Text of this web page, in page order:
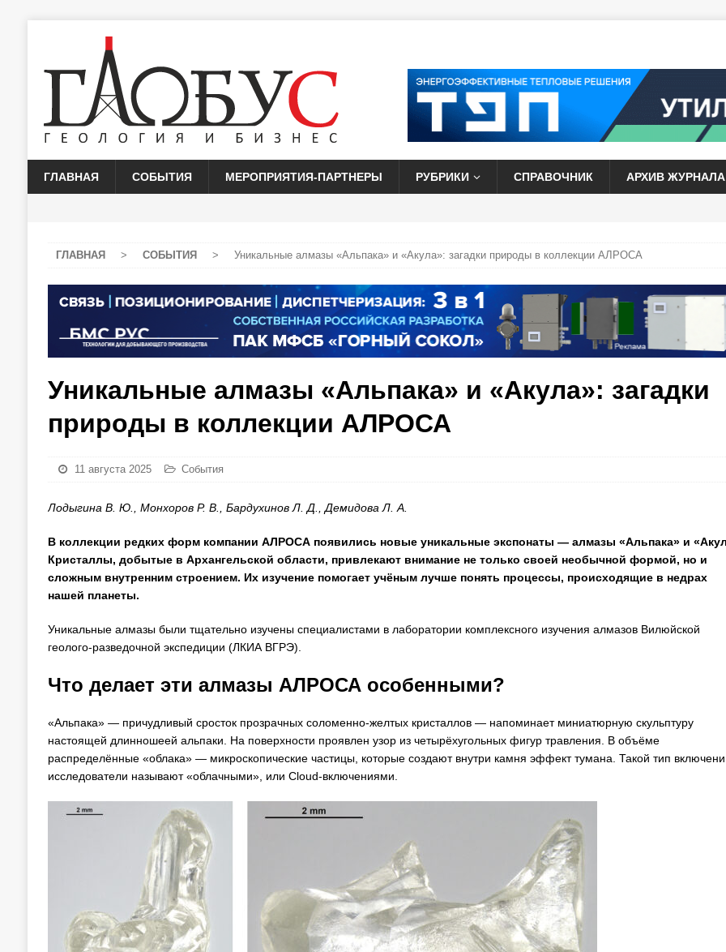
ГЛАВНАЯ СОБЫТИЯ МЕРОПРИЯТИЯ-ПАРТНЕРЫ РУБРИКИ СПРАВОЧНИК АРХИВ ЖУРНАЛА
ГЛАВНАЯ > СОБЫТИЯ > Уникальные алмазы «Альпака» и «Акула»: загадки природы в коллекции АЛРОСА
Уникальные алмазы «Альпака» и «Акула»: загадки
природы в коллекции АЛРОСА
11 августа 2025 События
Лодыгина В. Ю., Монхоров Р. В., Бардухинов Л. Д., Демидова Л. А.
В коллекции редких форм компании АЛРОСА появились новые уникальные экспонаты — алмазы «Альпака» и
Кристаллы, добытые в Архангельской области, привлекают внимание не только своей необычной формой, но и
сложным внутренним строением. Их изучение помогает учёным лучше понять процессы, происходящие в недрах
нашей планеты.
Уникальные алмазы были тщательно изучены специалистами в лаборатории комплексного изучения алмазов Вилюйской
геолого-разведочной экспедиции (ЛКИА ВГРЭ).
Что делает эти алмазы АЛРОСА особенными?
«Альпака» — причудливый сросток прозрачных соломенно-желтых кристаллов — напоминает миниатюрную скульптуру
настоящей длинношеей альпаки. На поверхности проявлен узор из четырёхугольных фигур травления. В объёме
распределённые «облака» — микроскопические частицы, которые создают внутри камня эффект тумана. Такой тип
исследователи называют «облачными», или Cloud-включениями.